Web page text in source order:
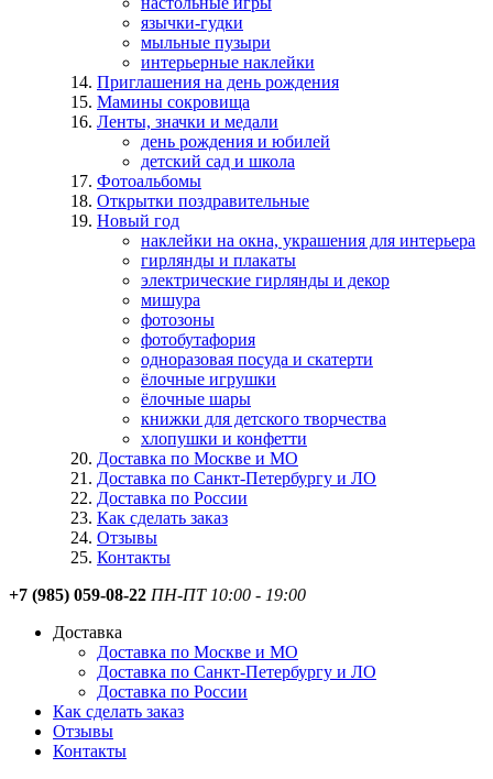
язычки-гудки
мыльные пузыри
интерьерные наклейки
Приглашения на день рождения
Мамины сокровища
Ленты, значки и медали
день рождения и юбилей
детский сад и школа
Фотоальбомы
Открытки поздравительные
Новый год
наклейки на окна, украшения для интерьера
гирлянды и плакаты
электрические гирлянды и декор
мишура
фотозоны
фотобутафория
одноразовая посуда и скатерти
ёлочные игрушки
ёлочные шары
книжки для детского творчества
хлопушки и конфетти
Доставка по Москве и МО
Доставка по Санкт-Петербургу и ЛО
Доставка по России
Как сделать заказ
Отзывы
Контакты
+7 (985) 059-08-22 ПН-ПТ 10:00 - 19:00
Доставка
Доставка по Москве и МО
Доставка по Санкт-Петербургу и ЛО
Доставка по России
Как сделать заказ
Отзывы
Контакты